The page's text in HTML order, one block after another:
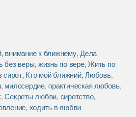
, внимание к ближнему,Дела
без веры, жизнь по вере,Жить по
сирот, Кто мой ближний,Любовь,
, милосердие, практическая любовь,
,Секреты любви, сиротство,
, ходить в любви